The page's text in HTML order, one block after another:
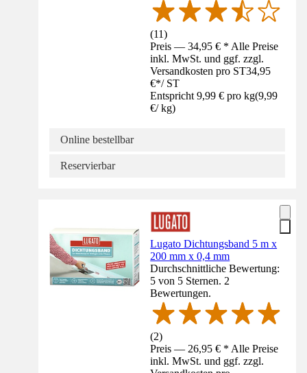
(11)
Preis — 34,95 € * Alle Preise
inkl. MwSt. und ggf. zzgl.
Versandkosten pro ST34,95
€*/ ST
Entspricht 9,99 € pro kg(9,99
€/ kg)
Online bestellbar
Reservierbar
Lugato Dichtungsband 5 m x
200 mm x 0,4 mm
Durchschnittliche Bewertung:
5 von 5 Sternen. 2
Bewertungen.
(2)
Preis — 26,95 € * Alle Preise
inkl. MwSt. und ggf. zzgl.